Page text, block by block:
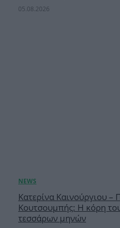
05.08.2026
Κατερίνα Καινούργιου –
Κουτσουμπής: Η κόρη
τεσσάρων μηνών